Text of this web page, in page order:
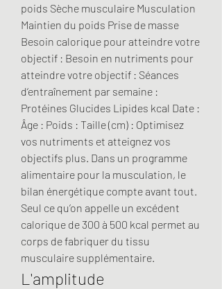
poids Sèche musculaire Musculation
Maintien du poids Prise de masse
Besoin calorique pour atteindre votre
objectif : Besoin en nutriments pour
atteindre votre objectif : Séances
d‘entraînement par semaine :
Protéines Glucides Lipides kcal Date :
Âge : Poids : Taille (cm) : Optimisez
vos nutriments et atteignez vos
objectifs plus. Dans un programme
alimentaire pour la musculation, le
bilan énergétique compte avant tout.
Seul ce qu’on appelle un excédent
calorique de 300 à 500 kcal permet au
corps de fabriquer du tissu
musculaire supplémentaire.
L'amplitude